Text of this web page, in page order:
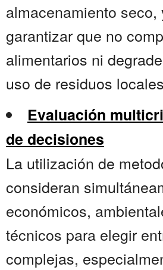
almacenamiento seco,
garantizar que no
alimentarios ni
uso de residuos
Evaluación
de decisiones
La utilización de
consideran
económicos,
técnicos para elegir
complejas,